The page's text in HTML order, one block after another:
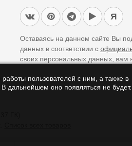
Я
Оставаясь на данном сайте Вы
данных в соответствии с
своих персональных данных, вам
пользователей с ним, а также в
дальнейшем оно появляться не будет.